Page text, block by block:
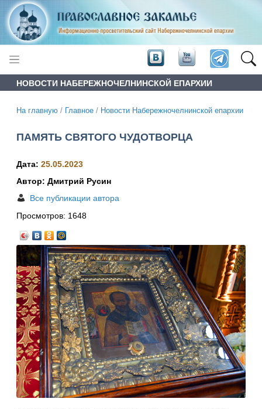
НОВОСТИ НАБЕРЕЖНОЧЕЛНИНСКОЙ ЕПАРХИИ
На главную / Главное / Новости Набережночелнинской епархии
ПАМЯТЬ СВЯТОГО ЧУДОТВОРЦА
Дата: 25.05.2023
Автор: Дмитрий Русин
Все публикации автора
Просмотров: 1648